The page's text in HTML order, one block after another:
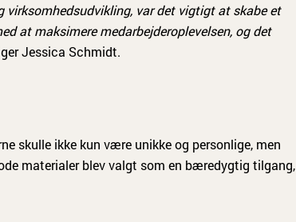
virksomhedsudvikling, var det vigtigt at skabe et
at maksimere medarbejderoplevelsen, og det
Jessica Schmidt.
skulle ikke kun være unikke og personlige, men
materialer blev valgt som en bæredygtig tilgang,